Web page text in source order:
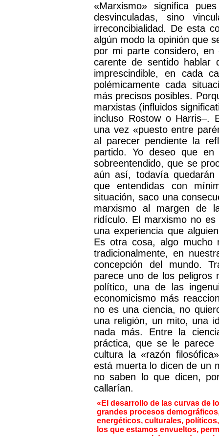
«Marxismo» significa
desvinculadas, sino
irreconcibialidad. De esta
algún modo la opinión que
por mi parte considero, en
carente de sentido hablar
imprescindible, en cada
polémicamente cada
más precisos posibles.
marxistas (influidos
incluso Rostow o Harris–.
una vez «puesto entre
al parecer pendiente la
partido. Yo deseo que
sobreentendido, que se
aún así, todavía quedarán
que entendidas con
situación, saco una
marxismo al margen de
ridículo. El marxismo no
una experiencia que
Es otra cosa, algo mucho
tradicionalmente, en
concepción del mundo.
parece uno de los peligros
político, una de las
economicismo más
no es una ciencia, no
una religión, un mito, una
nada más. Entre la
práctica, que se le parece
cultura la «razón
está muerta lo dicen de un
no saben lo que dicen,
callarían.
«El desarrollo de las curvas de
grandes procesos
energéticos, culturales,
los que estamos envueltos,